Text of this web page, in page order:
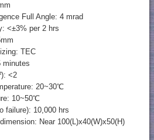
Full Angle: 4 mrad
<±3% per 2 hrs
TEC
minutes
<2
20~30℃
10~50℃
failure): 10,000 hrs
Near 100(L)x40(W)x50(H)